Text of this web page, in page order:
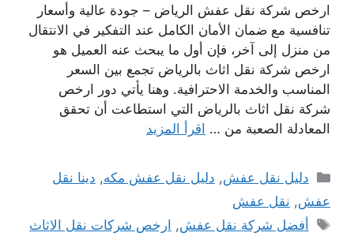
ارخص شركة نقل عفش الرياض – جودة عالية وأسعار
تنافسية مع ضمان الأمان الكامل عند التفكير في الانتقال
من منزل إلى آخر، فإن أول ما يبحث عنه العميل هو
ارخص شركة نقل اثاث بالرياض تجمع بين السعر
المناسب والخدمة الاحترافية. وهنا يأتي دور ارخص
شركة نقل اثاث بالرياض التي استطاعت أن تحقق
المعادلة الصعبة من … اقرأ المزيد
التصنيفات
دليل نقل عفش, دليل نقل عفش مكه, دينا نقل
عفش, نقل عفش
الوسوم
أفضل شركة نقل عفش, ارخص شركات نقل الاثاث